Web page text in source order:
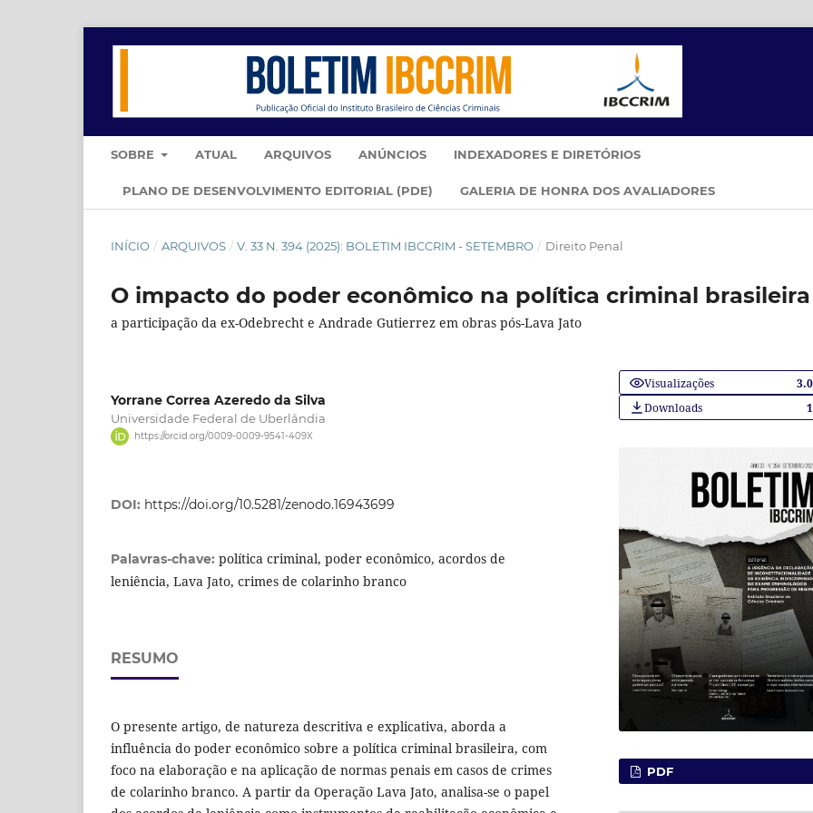
SOBRE ATUAL ARQUIVOS ANÚNCIOS INDEXADORES E DIRETÓRIOS
PLANO DE DESENVOLVIMENTO EDITORIAL (PDE) GALERIA DE HONRA DOS AVALIADORES
INÍCIO / ARQUIVOS / V. 33 N. 394 (2025): BOLETIM IBCCRIM - SETEMBRO / Direito Penal
O impacto do poder econômico na política criminal brasileira
a participação da ex-Odebrecht e Andrade Gutierrez em obras pós-Lava Jato
Yorrane Correa Azeredo da Silva
Universidade Federal de Uberlândia
https://orcid.org/0009-0009-9541-409X
DOI: https://doi.org/10.5281/zenodo.16943699
Palavras-chave: política criminal, poder econômico, acordos de
leniência, Lava Jato, crimes de colarinho branco
RESUMO
O presente artigo, de natureza descritiva e explicativa, aborda a
influência do poder econômico sobre a política criminal brasileira, com
foco na elaboração e na aplicação de normas penais em casos de crimes
de colarinho branco. A partir da Operação Lava Jato, analisa-se o papel
Visualizações
Downloads
PDF